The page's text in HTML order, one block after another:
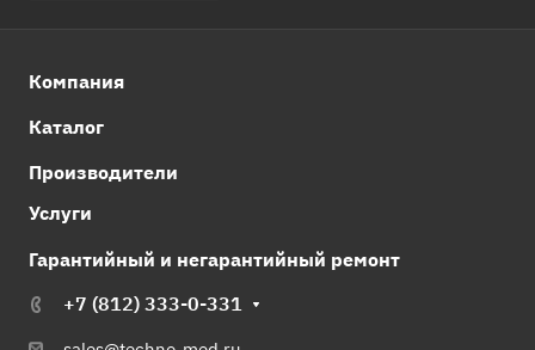
Компания
Каталог
Производители
Услуги
Гарантийный и негарантийный ремонт
+7 (812) 333-0-331